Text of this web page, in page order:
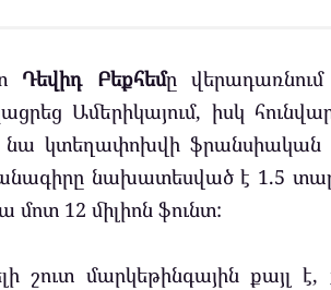
Դեվիդ Բեքհեմը
Ամերիկայում, իսկ
նա կտեղափոխվի ֆրանսիական
նախատեսված է 1.5
մոտ 12 միլիոն ֆունտ:
շուտ մարկեթինգային քայլ